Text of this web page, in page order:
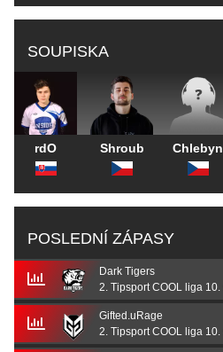
SOUPISKA
rdO Shroub Chlebyn
POSLEDNÍ ZÁPASY
Dark Tigers
Gifted.uRage